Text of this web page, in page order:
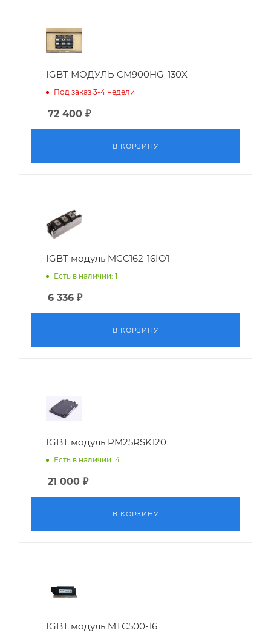
IGBT МОДУЛЬ CM900HG-130X
Под заказ 3-4 недели
72 400 ₽
В КОРЗИНУ
IGBT модуль MCC162-16IO1
Есть в наличии: 1
6 336 ₽
В КОРЗИНУ
IGBT модуль PM25RSK120
Есть в наличии: 4
21 000 ₽
В КОРЗИНУ
IGBT модуль MTC500-16